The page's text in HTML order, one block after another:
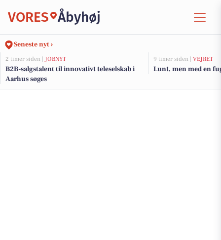
VORES Åbyhøj
Seneste nyt ›
2 timer siden | JOBNYT
B2B-salgstalent til innovativt teleselskab i
Aarhus søges
9 timer siden | VEJRET
Lunt, men med en